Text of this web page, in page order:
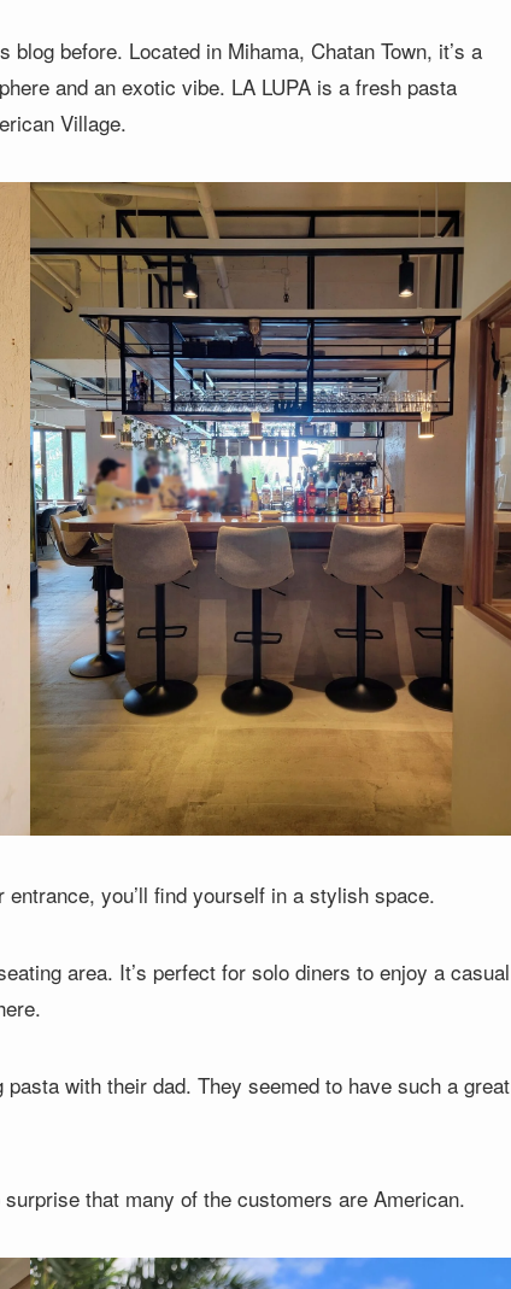
before. Located in Mihama, Chatan Town, it’s a
and an exotic vibe. LA LUPA is a fresh pasta
Village.
you’ll find yourself in a stylish space.
area. It’s perfect for solo diners to enjoy a casual
with their dad. They seemed to have such a great
that many of the customers are American.